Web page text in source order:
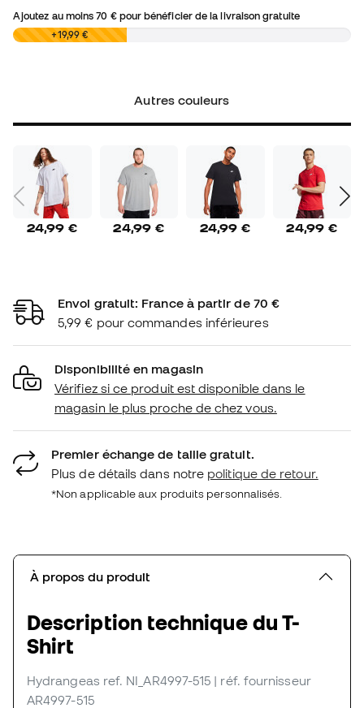
Ajoutez au moins70 €pour bénéficier de la livraison gratuite
0,00 € +19,99 €
Autres couleurs
24,99 € 24,99 € 24,99 € 24,99 €
Envoi gratuit: France à partir de 70 €
5,99 € pour commandes inférieures
Disponibilité en magasin
Vérifiez si ce produit est disponible dans le
magasin le plus proche de chez vous.
Premier échange de taille gratuit.
Plus de détails dans notre politique de retour.
*Non applicable aux produits personnalisés.
À propos du produit
Description technique du T-
Shirt
Hydrangeas ref. NI_AR4997-515 | réf. fournisseur
AR4997-515